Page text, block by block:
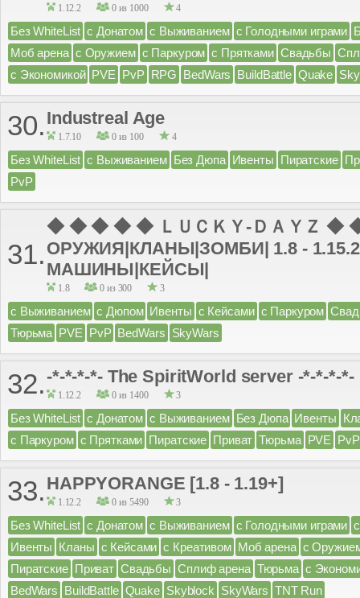
1.12.2 0 из 1000 4
Без WhiteList с Донатом с Выживанием с Голодными играми
Моб арена с Оружием с Паркуром с Прятками Свадьбы
с Экономикой PVE PvP RPG BedWars BuildBattle Quake
30. Industreal Age
1.7.10 0 из 100 4
Без WhiteList с Выживанием Без Дюпа Ивенты Пиратские
PvP
31.
◆ ◆ ◆ ◆ ◆ ＬＵＣＫＹ-ＤＡＹＺ
ОРУЖИЯ|КЛАНЫ|ЗОМБИ| 1.8 -
МАШИНЫ|КЕЙСЫ|
1.8 0 из 300 3
с Выживанием с Дюпом Ивенты с Кейсами с Паркуром
Тюрьма PVE PvP BedWars SkyWars
32. -*-*-*-*- The SpiritWorld server -*-*-*-*-
1.12.2 0 из 1400 3
Без WhiteList с Донатом с Выживанием Без Дюпа Ивенты
с Паркуром с Прятками Пиратские Приват Тюрьма PVE PvP
33. HAPPYORANGE [1.8 - 1.19+]
1.12.2 0 из 5490 3
Без WhiteList с Донатом с Выживанием с Голодными играми
Ивенты Кланы с Кейсами с Креативом Моб арена с
Пиратские Приват Свадьбы Сплиф арена Тюрьма с
BedWars BuildBattle Quake Skyblock SkyWars TNT Run